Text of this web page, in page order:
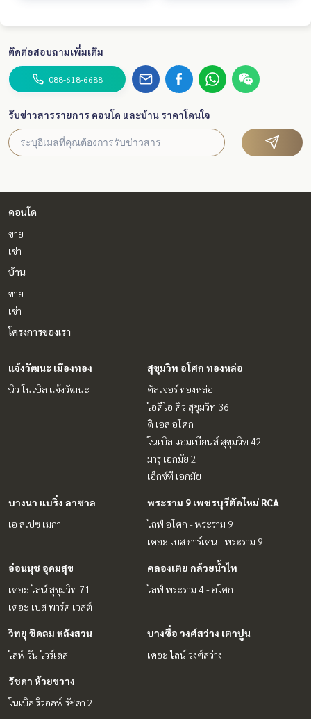
ติดต่อสอบถามเพิ่มเติม
088-618-6688
รับข่าวสารรายการ คอนโด และบ้าน ราคาโดนใจ
คอนโด
ขาย
เช่า
บ้าน
ขาย
เช่า
โครงการของเรา
แจ้งวัฒนะ เมืองทอง
นิว โนเบิล แจ้งวัฒนะ
สุขุมวิท อโศก ทองหล่อ
คัลเจอร์ ทองหล่อ
ไอดีโอ คิว สุขุมวิท 36
ดิ เอส อโศก
โนเบิล แอมเบียนส์ สุขุมวิท 42
มารุ เอกมัย 2
เอ็กซ์ที เอกมัย
บางนา แบริ่ง ลาซาล
เอ สเปซ เมกา
พระราม 9 เพชรบุรีตัดใหม่ RCA
ไลฟ์ อโศก - พระราม 9
เดอะ เบส การ์เดน - พระราม 9
อ่อนนุช อุดมสุข
เดอะ ไลน์ สุขุมวิท 71
เดอะ เบส พาร์ค เวสต์
คลองเตย กล้วยน้ำไท
ไลฟ์ พระราม 4 - อโศก
วิทยุ ชิดลม หลังสวน
ไลฟ์ วัน ไวร์เลส
บางซื่อ วงศ์สว่าง เตาปูน
เดอะ ไลน์ วงศ์สว่าง
รัชดา ห้วยขวาง
โนเบิล รีวอลฟ์ รัชดา 2